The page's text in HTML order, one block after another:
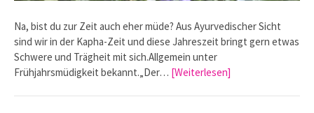
Na, bist du zur Zeit auch eher müde? Aus Ayurvedischer Sicht
sind wir in der Kapha-Zeit und diese Jahreszeit bringt gern etwas
Schwere und Trägheit mit sich.Allgemein unter
Frühjahrsmüdigkeit bekannt.„Der… [Weiterlesen]